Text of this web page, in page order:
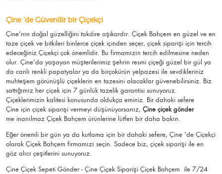
Çine 'de Güvenilir bir Çiçekçi
Çine'nın doğal güzelliğini takdire aşikardır. Çiçek Bahçem en güzel ve en
taze çiçek ve bitkileri binlerce çiçek içinden seçer, çiçek siparişi için tercih
edeceğiniz Çiçekçi çok önemlidir. Bu firmamızın tercih edilmesine neden
olur. Çine'da yaşayan müşterilerimiz şehrin resmi çiçeği güzel bir gül ya
da canlı renkli papatyalar ya da birçokürün yelpazesi ile sevdikleriniz
muhteşem görünüşlü çiçeklerin en tazesini alacaklar güvenebilirsiniz. Biz
sattığımız her çiçek için 7 günlük tazelik garantisi sunuyoruz.
Çiçeklerimizin kalitesi konusunda oldukça eminiz. Bir dahaki sefere
Çine için çiçek siparişi vermeyi düşünüyorsanız, Çine çiçek gönder
me inanılmaz Çiçek Bahçem ürünlerine lütfen bir daha bakın.
Eğer önemli bir gün ya da kutlama için bir dahaki sefere, Çine 'de Çiçekçi
olarak Çiçek Bahçem firmamızı seçin. Sadece biz, çiçek siparişi ile en
göz alıcı çeşitlerini sunuyoruz.
Çine Çiçek Sepeti Gönder - Çine Çiçek Siparişi Çiçek Bahçem ile 7/24